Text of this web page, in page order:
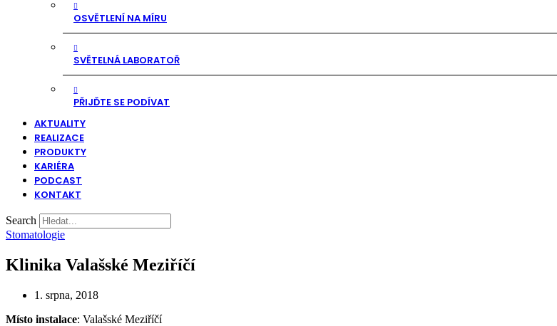
OSVĚTLENÍ NA MÍRU
SVĚTELNÁ LABORATOŘ
PŘIJĎTE SE PODÍVAT
AKTUALITY
REALIZACE
PRODUKTY
KARIÉRA
PODCAST
KONTAKT
Search
Stomatologie
Klinika Valašské Meziříčí
1. srpna, 2018
Místo instalace: Valašské Meziříčí